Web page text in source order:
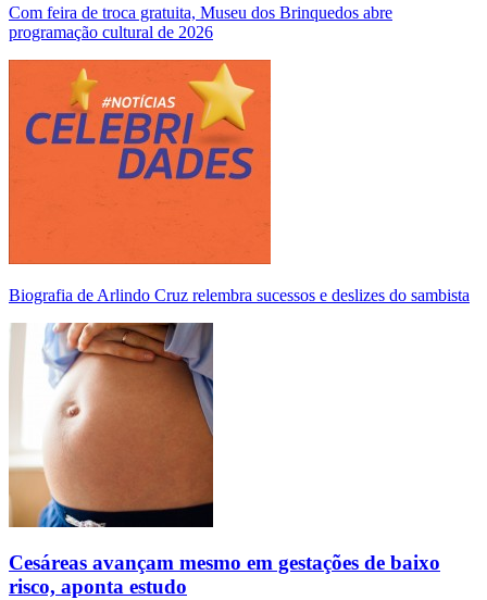
Com feira de troca gratuita, Museu dos Brinquedos abre
programação cultural de 2026
Biografia de Arlindo Cruz relembra sucessos e deslizes do sambista
Cesáreas avançam mesmo em gestações de baixo
risco, aponta estudo